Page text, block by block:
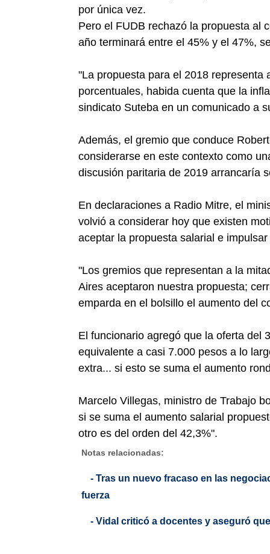
por única vez.
Pero el FUDB rechazó la propuesta al
año terminará entre el 45% y el 47%,
"La propuesta para el 2018 representa
porcentuales, habida cuenta que la
sindicato Suteba en un comunicado a
Además, el gremio que conduce
considerarse en este contexto como
discusión paritaria de 2019 arrancaría
En declaraciones a Radio Mitre, el
volvió a considerar hoy que existen
aceptar la propuesta salarial e
"Los gremios que representan a la
Aires aceptaron nuestra propuesta;
emparda en el bolsillo el aumento del
El funcionario agregó que la oferta del
equivalente a casi 7.000 pesos a lo
extra... si esto se suma el aumento
Marcelo Villegas, ministro de Trabajo
si se suma el aumento salarial
otro es del orden del 42,3%".
Notas relacionadas:
- Tras un nuevo fracaso en las
fuerza
- Vidal criticó a docentes y aseguró